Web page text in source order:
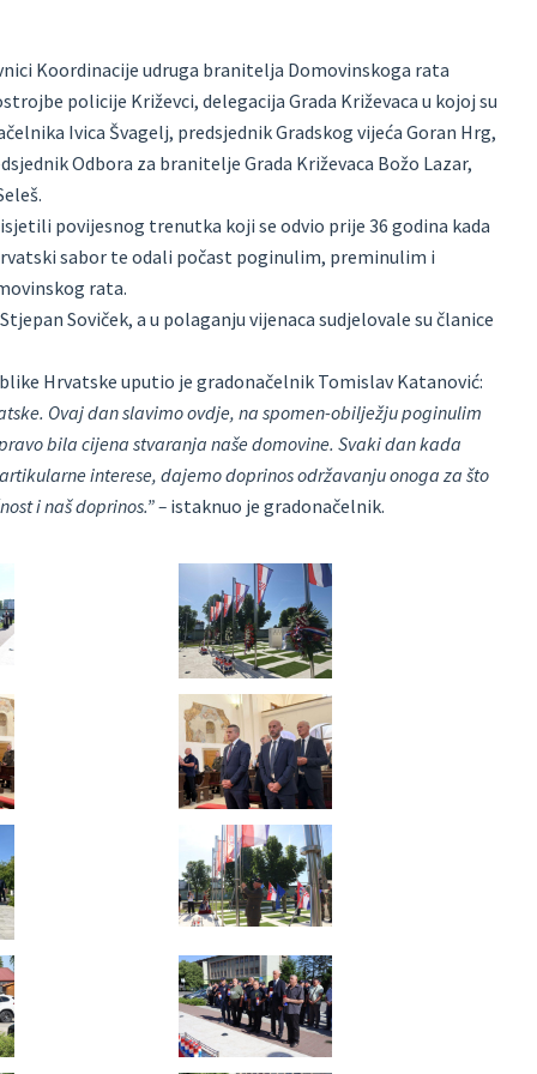
Koordinacije udruga branitelja Domovinskoga rata
policije Križevci, delegacija Grada Križevaca u kojoj su
Ivica Švagelj, predsjednik Gradskog vijeća Goran Hrg,
Odbora za branitelje Grada Križevaca Božo Lazar,
povijesnog trenutka koji se odvio prije 36 godina kada
sabor te odali počast poginulim, preminulim i
rata.
Soviček, a u polaganju vijenaca sudjelovale su članice
Hrvatske uputio je gradonačelnik Tomislav Katanović:
Ovaj dan slavimo ovdje, na spomen-obilježju poginulim
bila cijena stvaranja naše domovine. Svaki dan kada
interese, dajemo doprinos održavanju onoga za što
i naš doprinos.” – istaknuo je gradonačelnik.